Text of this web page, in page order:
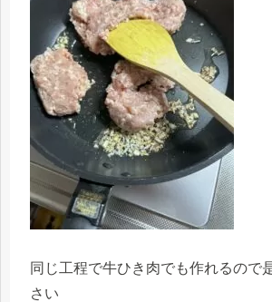
同じ工程で牛ひき肉でも作れるので
さい